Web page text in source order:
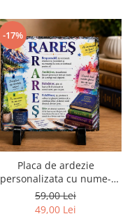
-17%
Placa de ardezie
personalizata cu nume-
Rares
59,00 Lei
49,00 Lei